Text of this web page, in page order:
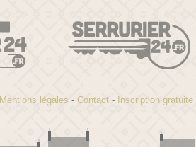
Mentions légales - Contact- Inscription gratuite